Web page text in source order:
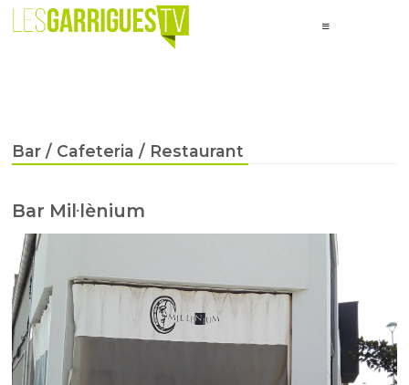
Bar / Cafeteria / Restaurant
Bar Mil·lènium